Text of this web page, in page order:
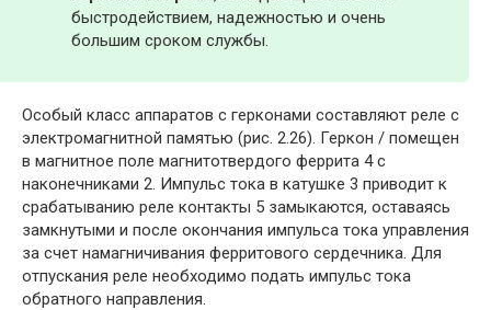
быстродействием, надежностью и очень
большим сроком службы.
Особый класс аппаратов с герконами составляют реле с
электромагнитной памятью (рис. 2.26). Геркон / помещен
в магнитное поле магнитотвердого феррита 4 с
наконечниками 2. Импульс тока в катушке 3 приводит к
срабатыванию реле контакты 5 замыкаются, оставаясь
замкнутыми и после окончания импульса тока управления
за счет намагничивания ферритового сердечника. Для
отпускания реле необходимо подать импульс тока
обратного направления.